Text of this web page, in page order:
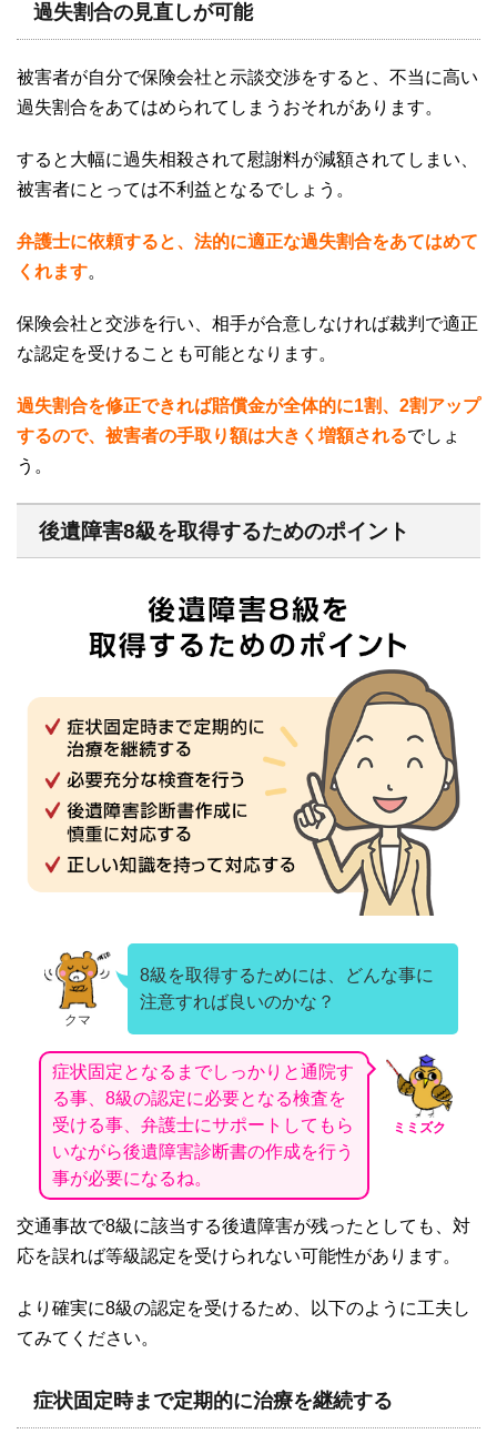
過失割合の見直しが可能
被害者が自分で保険会社と示談交渉をすると、不当に高い
過失割合をあてはめられてしまうおそれがあります。
すると大幅に過失相殺されて慰謝料が減額されてしまい、
被害者にとっては不利益となるでしょう。
弁護士に依頼すると、法的に適正な過失割合をあてはめて
くれます。
保険会社と交渉を行い、相手が合意しなければ裁判で適正
な認定を受けることも可能となります。
過失割合を修正できれば賠償金が全体的に1割、2割アップ
するので、被害者の手取り額は大きく増額されるでしょ
う。
後遺障害8級を取得するためのポイント
クマ
8級を取得するためには、どんな事に
注意すれば良いのかな？
ミミズク
症状固定となるまでしっかりと通院す
る事、8級の認定に必要となる検査を
受ける事、弁護士にサポートしてもら
いながら後遺障害診断書の作成を行う
事が必要になるね。
交通事故で8級に該当する後遺障害が残ったとしても、対
応を誤れば等級認定を受けられない可能性があります。
より確実に8級の認定を受けるため、以下のように工夫し
てみてください。
症状固定時まで定期的に治療を継続する